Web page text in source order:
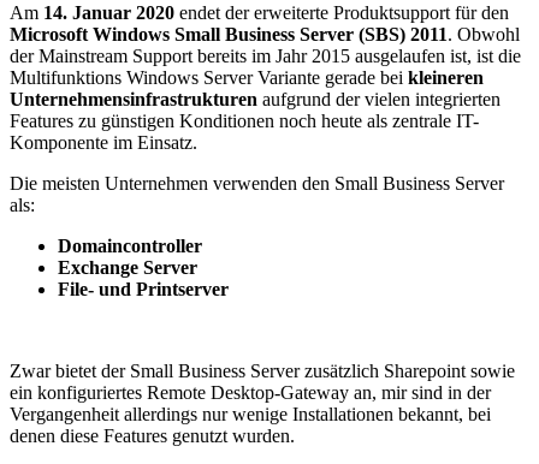
Am 14. Januar 2020 endet der erweiterte Produktsupport für den
Microsoft Windows Small Business Server (SBS) 2011. Obwohl
der Mainstream Support bereits im Jahr 2015 ausgelaufen ist, ist die
Multifunktions Windows Server Variante gerade bei kleineren
Unternehmensinfrastrukturen aufgrund der vielen integrierten
Features zu günstigen Konditionen noch heute als zentrale IT-
Komponente im Einsatz.
Die meisten Unternehmen verwenden den Small Business Server
als:
Domaincontroller
Exchange Server
File- und Printserver
Zwar bietet der Small Business Server zusätzlich Sharepoint sowie
ein konfiguriertes Remote Desktop-Gateway an, mir sind in der
Vergangenheit allerdings nur wenige Installationen bekannt, bei
denen diese Features genutzt wurden.